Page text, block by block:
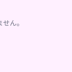
ん。